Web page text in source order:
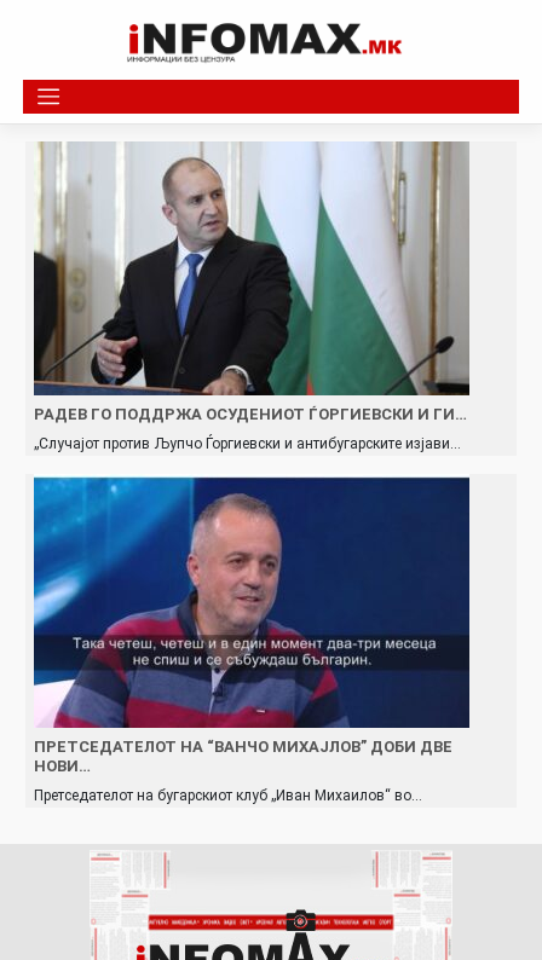
РАДЕВ ГО ПОДДРЖА ОСУДЕНИОТ ЃОРГИЕВСКИ И ГИ…
„Случајот против Љупчо Ѓоргиевски и антибугарските изјави…
ПРЕТСЕДАТЕЛОТ НА “ВАНЧО МИХАЈЛОВ” ДОБИ ДВЕ
НОВИ…
Претседателот на бугарскиот клуб „Иван Михаилов“ во…